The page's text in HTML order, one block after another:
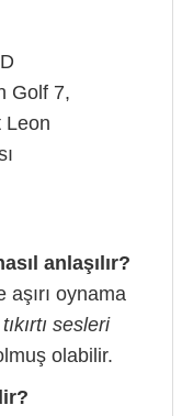
Golf 7,
Leon
anlaşılır?
oynama
sesleri
olabilir.